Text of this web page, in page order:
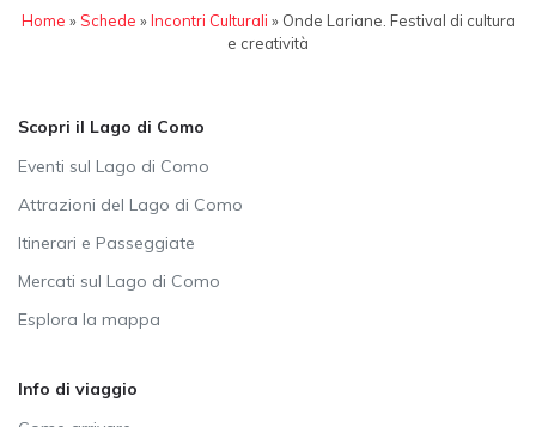
Home »Schede »Incontri Culturali » Onde Lariane. Festival di cultura
e creatività
Scopri il Lago di Como
Eventi sul Lago di Como
Attrazioni del Lago di Como
Itinerari e Passeggiate
Mercati sul Lago di Como
Esplora la mappa
Info di viaggio